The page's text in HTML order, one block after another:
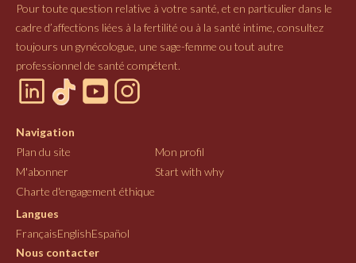
Pour toute question relative à votre santé, et en particulier dans le
cadre d’affections liées à la fertilité ou à la santé intime, consultez
toujours un gynécologue, une sage-femme ou tout autre
professionnel de santé compétent.
Navigation
Plan du site
Mon profil
M'abonner
Start with why
Charte d'engagement éthique
Langues
FrançaisEnglishEspañol
Nous contacter